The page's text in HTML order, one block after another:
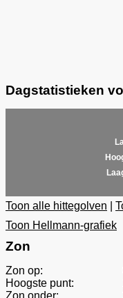
Dagstatistieken
Toon alle hittegolven
Toon Hellmann-grafiek
Zon
Zon op:
Hoogste punt:
Zon onder: